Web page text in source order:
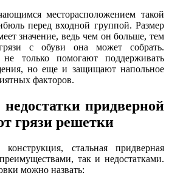
месторасположением такой
перед входной группой. Размер
значение, ведь чем он больше, тем
с обуви она может собрать.
только помогают поддерживать
но еще и защищают напольное
факторов.
придверной
грязи решетки
стальная придверная
так и недостатками.
можно назвать: